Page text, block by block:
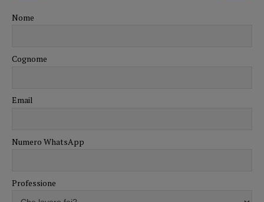
Nome
Cognome
Email
Numero WhatsApp
Professione